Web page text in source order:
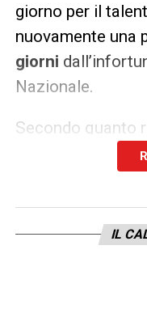
giorno per il
nuovamente una
giorni
Nazionale.
Secondo quanto
prima
quest’oggi
esterno destro
IL